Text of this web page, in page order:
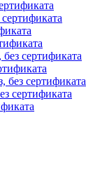
сертификата
без сертификата
без сертификата
сертификата